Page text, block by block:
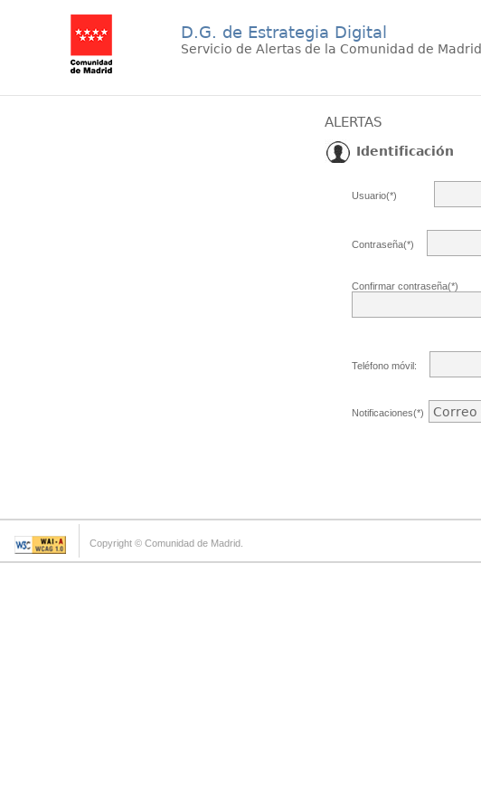
D.G. de Estrategia Digital
Servicio de Alertas de la Comunidad de Madrid
ALERTAS
Identificación
Usuario(*)
Contraseña(*)
Confirmar contraseña(*)
Teléfono móvil:
Notificaciones(*)
Copyright © Comunidad de Madrid.